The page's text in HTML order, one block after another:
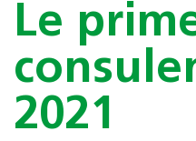
Le
2021